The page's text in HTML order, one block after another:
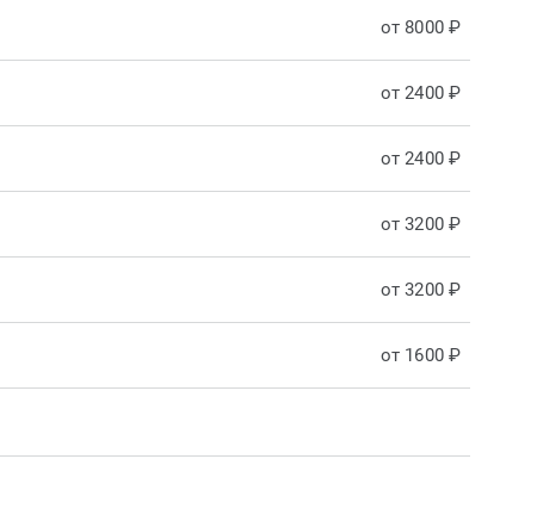
от 8000 ₽
от 2400 ₽
от 2400 ₽
от 3200 ₽
от 3200 ₽
от 1600 ₽